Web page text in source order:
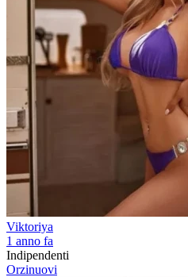
Viktoriya
1 anno fa
Indipendenti
Orzinuovi